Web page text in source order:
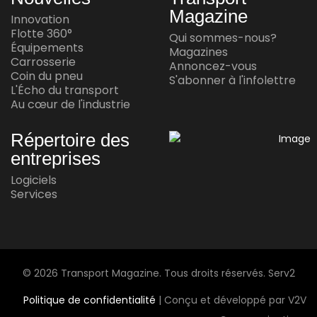
INNOVATION
Yuchai International dévoile son moteur
à l'ammoniac
Jul 16, 2026
Waabi et Volvo annoncent une autre
réussite en conduite autonome
Jul 15, 2026
Innovation
Flotte 360°
Équipements
Carrosserie
Coin du pneu
L'Écho du transport
Au cœur de l'industrie
Magazine
Qui sommes-nous?
Magazines
Annoncez-vous
S'abonner à l'infolettre
Répertoire des
entreprises
Logiciels
Services
© 2026 Transport Magazine. Tous droits réservés. Serv2
Politique de confidentialité | Conçu et développé par V2V